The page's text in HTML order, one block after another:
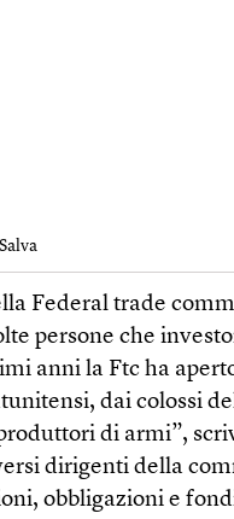
Federal trade
persone che
anni la Ftc ha
dai colossi
di armi”,
dirigenti della
obbligazioni e